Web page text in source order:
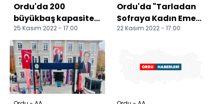
Ordu'da 200
büyükbaş kapasiteli
yetiştiricilik tesisi
kuruldu
25 Kasım 2022 - 17:00
Ordu'da "Tarladan
Sofraya Kadın Emeği
Projesi"nin protokolü
22 Kasım 2022 - 17:00